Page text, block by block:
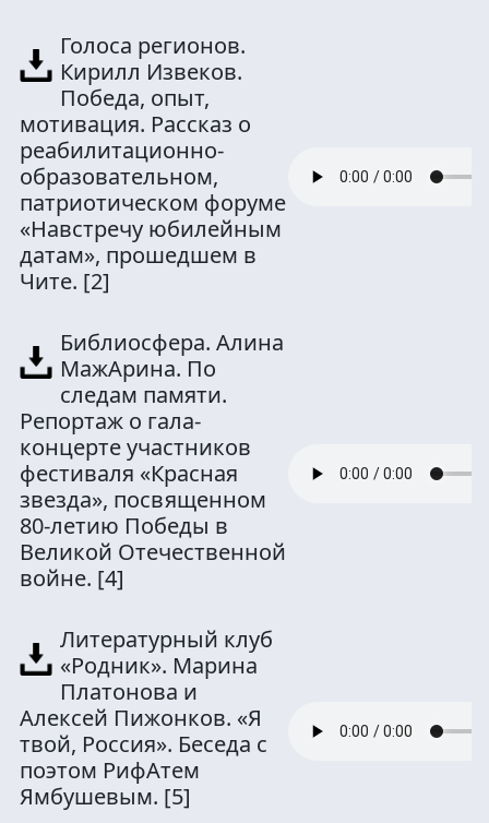
Голоса регионов.
Кирилл Извеков.
Победа, опыт,
мотивация. Рассказ о
реабилитационно-
образовательном,
патриотическом форуме
«Навстречу юбилейным
датам», прошедшем в
Чите. [2]
Библиосфера. Алина
МажАрина. По
следам памяти.
Репортаж о гала-
концерте участников
фестиваля «Красная
звезда», посвященном
80-летию Победы в
Великой Отечественной
войне. [4]
Литературный клуб
«Родник». Марина
Платонова и
Алексей Пижонков. «Я
твой, Россия». Беседа с
поэтом РифАтем
Ямбушевым. [5]